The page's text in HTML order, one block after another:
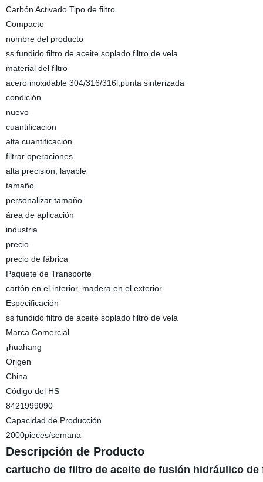
Carbón Activado Tipo de filtro
Compacto
nombre del producto
ss fundido filtro de aceite soplado filtro de vela
material del filtro
acero inoxidable 304/316/316l,punta sinterizada
condición
nuevo
cuantificación
alta cuantificación
filtrar operaciones
alta precisión, lavable
tamaño
personalizar tamaño
área de aplicación
industria
precio
precio de fábrica
Paquete de Transporte
cartón en el interior, madera en el exterior
Especificación
ss fundido filtro de aceite soplado filtro de vela
Marca Comercial
¡huahang
Origen
China
Código del HS
8421999090
Capacidad de Producción
2000pieces/semana
Descripción de Producto
cartucho de filtro de aceite de fusión hidráulico